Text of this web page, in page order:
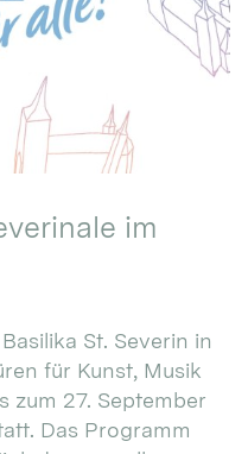
im
St. Severin in
für Kunst, Musik
zum 27. September
Das Programm